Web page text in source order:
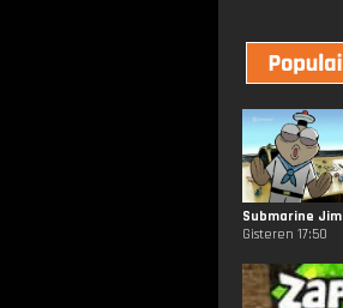
Submarine Jim
Gisteren 17:50